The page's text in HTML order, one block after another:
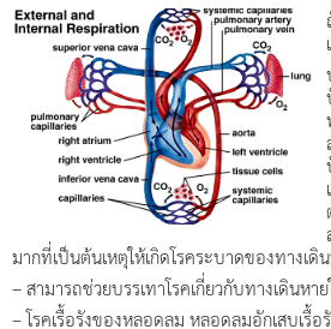
มากที่เป็นต้นเหตุให้เกิดโรคระบาดของทางเดิ
– สามารถช่วยบรรเทาโรคเกี่ยวกับทางเดินหาย
– โรคเรื้อรังของหลอดลม หลอดลมอักเสบเรื้อ